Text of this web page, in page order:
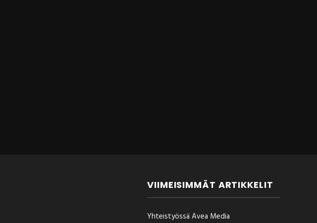
VIIMEISIMMÄT ARTIKKELIT
Yhteistyössä Avea Media